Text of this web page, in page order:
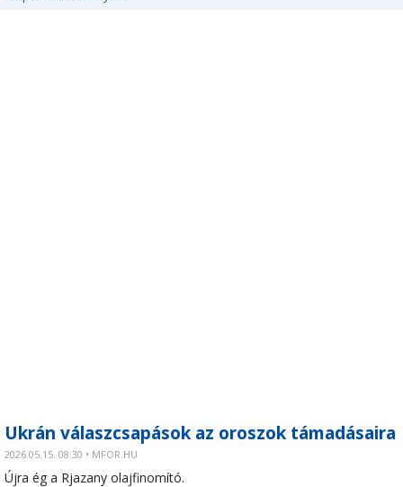
Ukrán válaszcsapások az oroszok támadásaira
2026.05.15. 08:30 • MFOR.HU
Újra ég a Rjazany olajfinomító.